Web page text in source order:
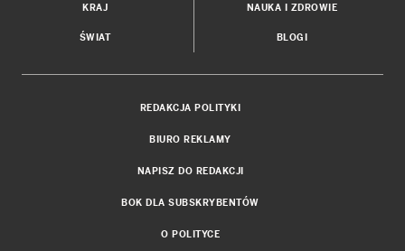
KRAJ
ŚWIAT
NAUKA I ZDROWIE
BLOGI
REDAKCJA POLITYKI
BIURO REKLAMY
NAPISZ DO REDAKCJI
BOK DLA SUBSKRYBENTÓW
O POLITYCE